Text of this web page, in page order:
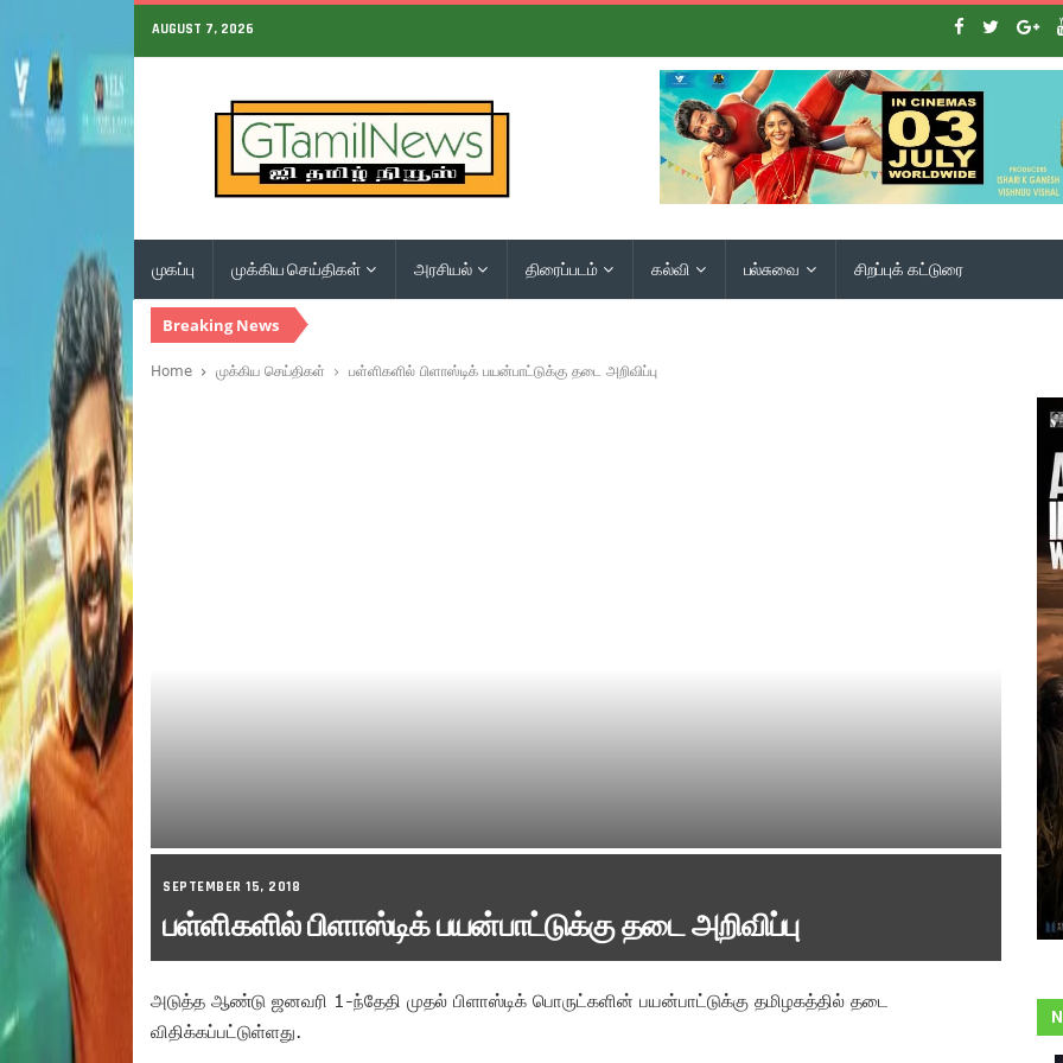
AUGUST 7, 2026
முகப்பு முக்கிய செய்திகள் அரசியல் திரைப்படம் கல்வி பல்சுவை சிறப்புக் கட்டுரை
Breaking News
Home முக்கிய செய்திகள் பள்ளிகளில் பிளாஸ்டிக் பயன்பாட்டுக்கு தடை அறிவிப்பு
SEPTEMBER 15, 2018
பள்ளிகளில் பிளாஸ்டிக் பயன்பாட்டுக்கு தடை அறிவிப்பு
அடுத்த ஆண்டு ஜனவரி 1-ந்தேதி முதல் பிளாஸ்டிக் பொருட்களின் பயன்பாட்டுக்கு தமிழகத்தில் தடை
விதிக்கப்பட்டுள்ளது.